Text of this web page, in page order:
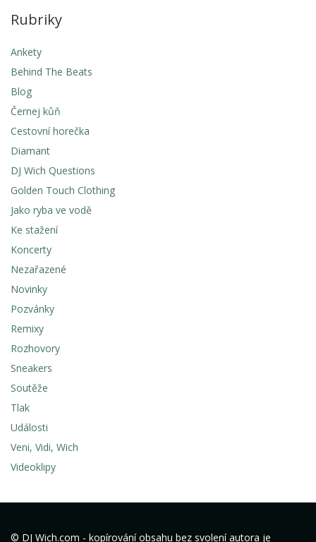
Rubriky
Ankety
Behind The Beats
Blog
Černej kůň
Cestovní horečka
Diamant
DJ Wich Questions
Golden Touch Clothing
Jako ryba ve vodě
Ke stažení
Koncerty
Nezařazené
Novinky
Pozvánky
Remixy
Rozhovory
Sneakers
Soutěže
Tlak
Události
Veni, Vidi, Wich
Videoklipy
© DJ Wich.com - kopírování obsahu bez svolení autora je